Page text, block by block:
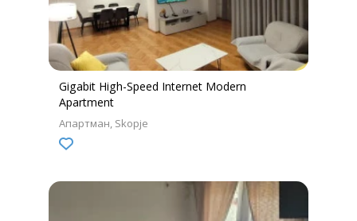
Gigabit High-Speed Internet Modern
Apartment
Апартман Skopje